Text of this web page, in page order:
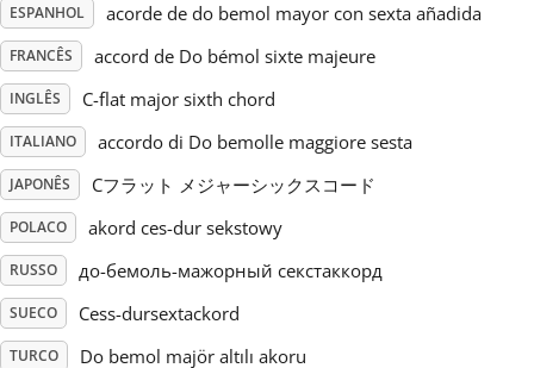
Tiếng Việt
Türkçe
Українська
简体中文
ESPANHOL acorde de do bemol mayor con sexta añadida
FRANCÊS accord de Do bémol sixte majeure
INGLÊS C-flat major sixth chord
ITALIANO accordo di Do bemolle maggiore sesta
JAPONÊS Cフラット メジャーシックスコード
POLACO akord ces-dur sekstowy
RUSSO до-бемоль-мажорный секстаккорд
SUECO Cess-dursextackord
TURCO Do bemol majör altılı akoru